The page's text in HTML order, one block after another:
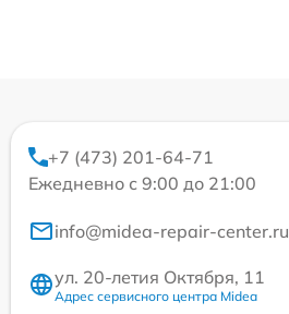
+7 (473) 201-64-71
Ежедневно с 9:00 до 21:00
info@midea-repair-center.ru
ул. 20-летия Октября, 11
Адрес сервисного центра Midea